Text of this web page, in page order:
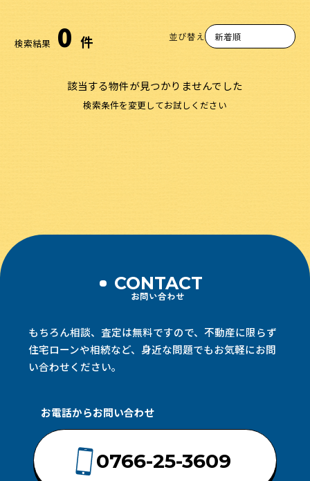
検索結果 0 件 並び替え
該当する物件が見つかりませんでした
検索条件を変更してお試しください
CONTACT
お問い合わせ
もちろん相談、査定は無料ですので、不動産に限らず
住宅ローンや相続など、 身近な問題でもお気軽にお問
い合わせください。
お電話からお問い合わせ
0766-25-3609